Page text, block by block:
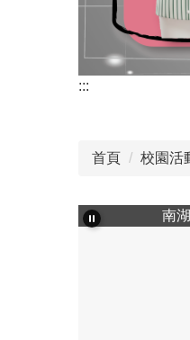
:::
首頁 校園活
南湖高中模擬面